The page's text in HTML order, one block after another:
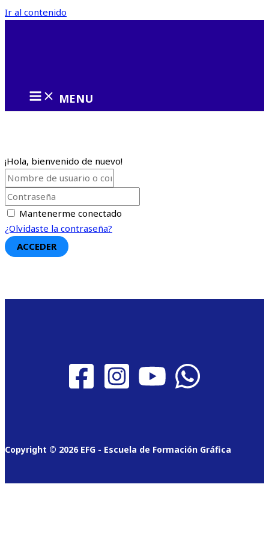
Ir al contenido
MENU
¡Hola, bienvenido de nuevo!
Mantenerme conectado
¿Olvidaste la contraseña?
ACCEDER
Copyright © 2026 EFG - Escuela de Formación Gráfica